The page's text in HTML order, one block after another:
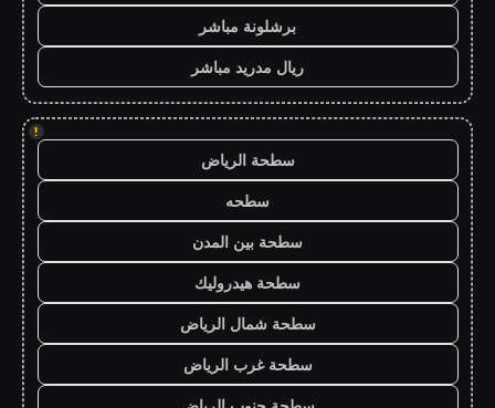
برشلونة مباشر
ريال مدريد مباشر
!
سطحة الرياض
سطحه
سطحة بين المدن
سطحة هيدروليك
سطحة شمال الرياض
سطحة غرب الرياض